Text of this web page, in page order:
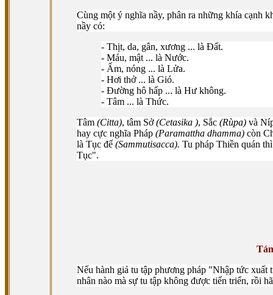
Cùng một ý nghĩa nầy, phân ra những khía cạnh
nầy có:
- Thịt, da, gân, xương ... là Ðất.
- Máu, mật ... là Nước.
- Ấm, nóng ... là Lửa.
- Hơi thở ... là Gió.
- Ðường hô hấp ... là Hư không.
- Tâm ... là Thức.
Tâm (Citta), tâm Sở(Cetasika ), Sắc (Rùpa) và
hay cực nghĩa Pháp (Paramattha dhamma) còn
là Tục đế (Sammutisacca). Tu pháp Thiền quán
Tục".
Nếu hành giả tu tập phương pháp "Nhập tức xuất
nhân nào mà sự tu tập không được tiến triển, rồi